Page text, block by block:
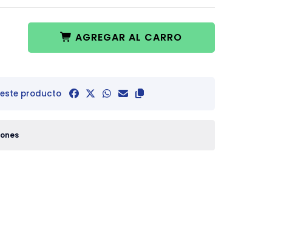
AGREGAR AL CARRO
producto